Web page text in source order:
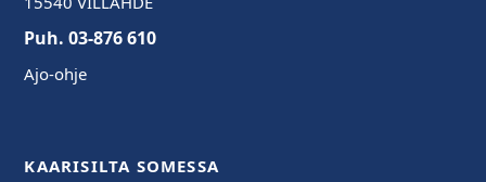
Puh. 03-876 610
Ajo-ohje
KAARISILTA SOMESSA